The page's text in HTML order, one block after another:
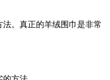
。真正的羊绒围巾是非常